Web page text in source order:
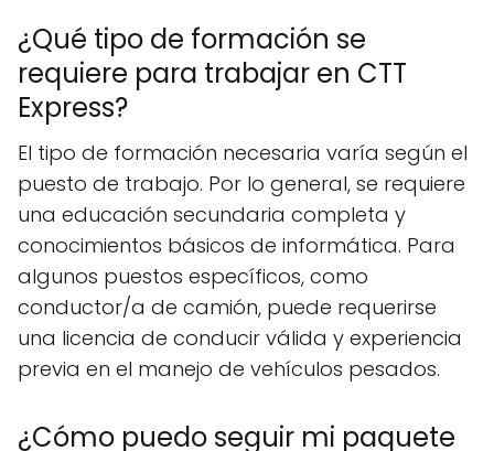
¿Qué tipo de formación se
requiere para trabajar en CTT
Express?
El tipo de formación necesaria varía según el
puesto de trabajo. Por lo general, se requiere
una educación secundaria completa y
conocimientos básicos de informática. Para
algunos puestos específicos, como
conductor/a de camión, puede requerirse
una licencia de conducir válida y experiencia
previa en el manejo de vehículos pesados.
¿Cómo puedo seguir mi paquete